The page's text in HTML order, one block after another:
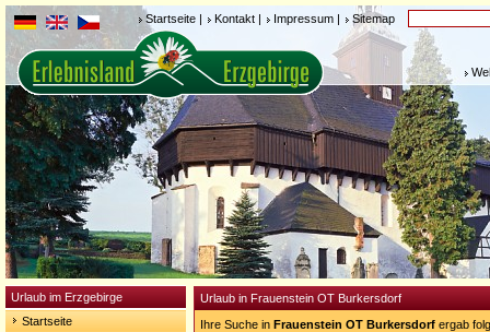
Startseite | Kontakt | Impressum | Sitemap
Urlaub im Erzgebirge
Startseite
Urlaub in Frauenstein OT Burkersdorf
Ihre Suche in Frauenstein OT Burkersdorf ergab